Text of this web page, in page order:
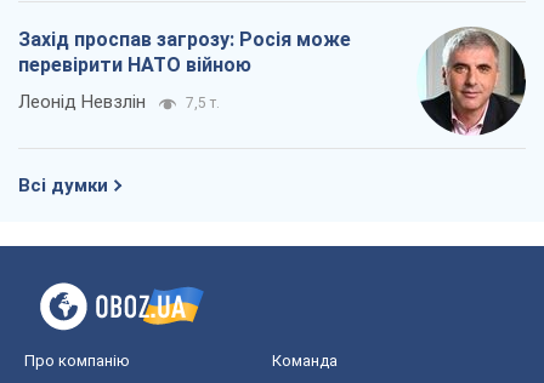
Захід проспав загрозу: Росія може
перевірити НАТО війною
Леонід Невзлін 7,5 т.
Всі думки
Про компанію Команда